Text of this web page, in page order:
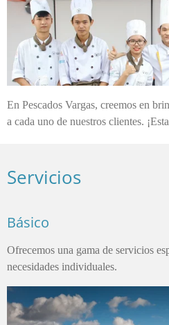
En Pescados Vargas, creemos en
a cada uno de nuestros clientes.
Servicios
Básico
Ofrecemos una gama de servicios
necesidades individuales.